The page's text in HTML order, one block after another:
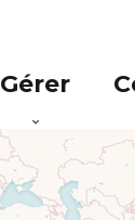
Gérer